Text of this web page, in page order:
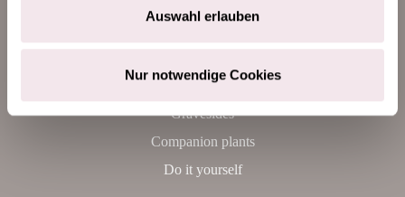
Auswahl erlauben
Nur notwendige Cookies
Home
Gravesides
Companion plants
Do it yourself